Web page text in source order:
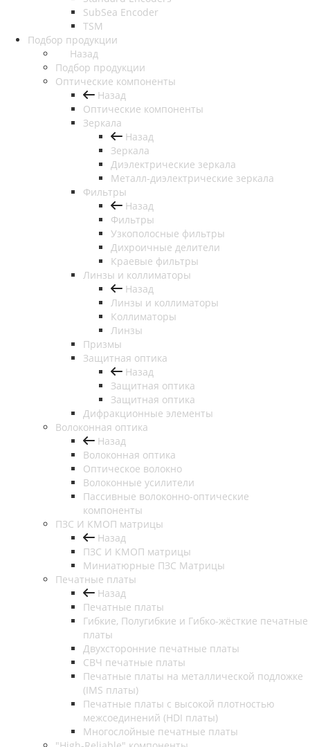
SubSea Encoder
TSM
Подбор продукции
Назад
Подбор продукции
Оптические компоненты
Назад
Оптические компоненты
Зеркала
Назад
Зеркала
Диэлектрические зеркала
Металл-диэлектрические зеркала
Фильтры
Назад
Фильтры
Узкополосные фильтры
Дихроичные делители
Краевые фильтры
Линзы и коллиматоры
Назад
Линзы и коллиматоры
Коллиматоры
Линзы
Призмы
Защитная оптика
Назад
Защитная оптика
Защитная оптика
Дифракционные элементы
Волоконная оптика
Назад
Волоконная оптика
Оптическое волокно
Волоконные усилители
Пассивные волоконно-оптические
компоненты
ПЗС И КМОП матрицы
Назад
ПЗС И КМОП матрицы
Миниатюрные ПЗС Матрицы
Печатные платы
Назад
Печатные платы
Гибкие, Полугибкие и Гибко-жёсткие печатные
платы
Двухсторонние печатные платы
СВЧ печатные платы
Печатные платы на металлической подложке
(IMS платы)
Печатные платы с высокой плотностью
межсоединений (HDI платы)
Многослойные печатные платы